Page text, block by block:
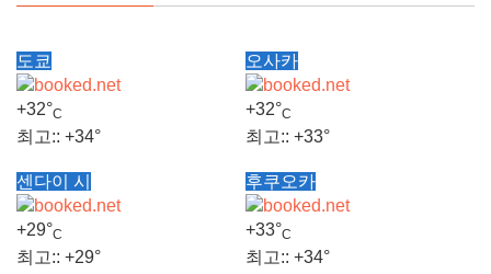
도쿄
+32°C
최고:: +34°
최저::+25°
일, 09.08.2026
오사카
+32°C
최고:: +33°
최저::+27°
일, 09.08.2026
센다이 시
+29°C
최고:: +29°
후쿠오카
+33°C
최고:: +34°